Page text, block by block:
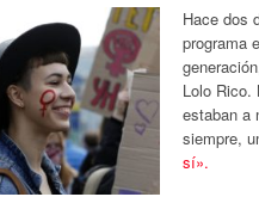
Hace dos
programa
Lolo Rico.
estaban a
siempre,
sí».